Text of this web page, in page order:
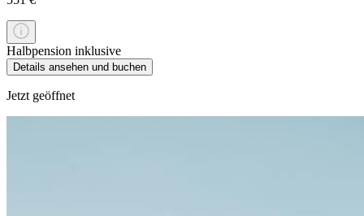
Halbpension inklusive
Details ansehen und buchen
Jetzt geöffnet